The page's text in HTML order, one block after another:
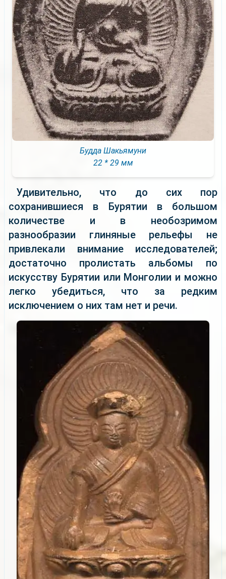
Будда Шакьямуни
22 * 29 мм
Удивительно, что до сих пор
сохранившиеся в Бурятии в большом
количестве и в необозримом
разнообразии глиняные рельефы не
привлекали внимание исследователей;
достаточно пролистать альбомы по
искусству Бурятии или Монголии и можно
легко убедиться, что за редким
исключением о них там нет и речи.